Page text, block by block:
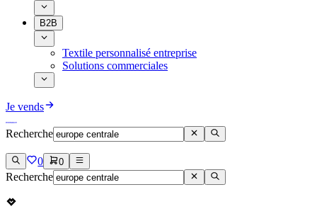
B2B
Textile personnalisé entreprise
Solutions commerciales
Je vends
Recherche
0 0
Recherche